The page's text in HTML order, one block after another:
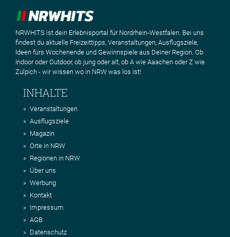
NRWHITS ist dein Erlebnisportal für Nordrhein-Westfalen. Bei uns
findest du aktuelle Freizeittipps, Veranstaltungen, Ausflugsziele,
Ideen fürs Wochenende und Gewinnspiele aus Deiner Region. Ob
Indoor oder Outdoor, ob jung oder alt, ob A wie Aaachen oder Z wie
Zülpich - wir wissen wo in NRW was los ist!
INHALTE
Veranstaltungen
Ausflugsziele
Magazin
Orte in NRW
Regionen in NRW
Über uns
Werbung
Kontakt
Impressum
AGB
Datenschutz